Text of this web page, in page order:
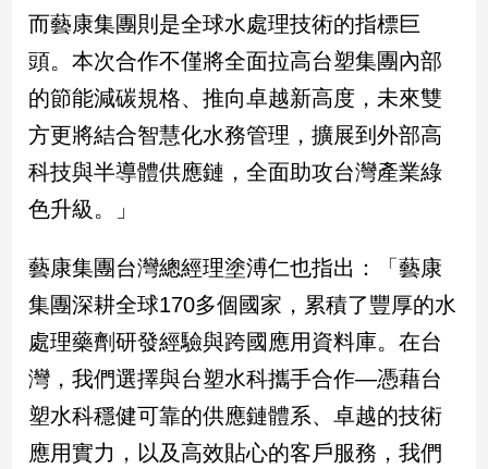
台
灣
觀
點
南
台
灣
觀
娛
樂
娛
樂
聞
而藝康集團則是全球水處理技術的指標巨
頭。本次合作不僅將全面拉高台塑集團內部
的節能減碳規格、推向卓越新高度，未來雙
方更將結合智慧化水務管理，擴展到外部高
科技與半導體供應鏈，全面助攻台灣產業綠
色升級。」
藝康集團台灣總經理塗溥仁也指出：「藝康
集團深耕全球170多個國家，累積了豐厚的水
處理藥劑研發經驗與跨國應用資料庫。在台
灣，我們選擇與台塑水科攜手合作—憑藉台
塑水科穩健可靠的供應鏈體系、卓越的技術
應用實力，以及高效貼心的客戶服務，我們